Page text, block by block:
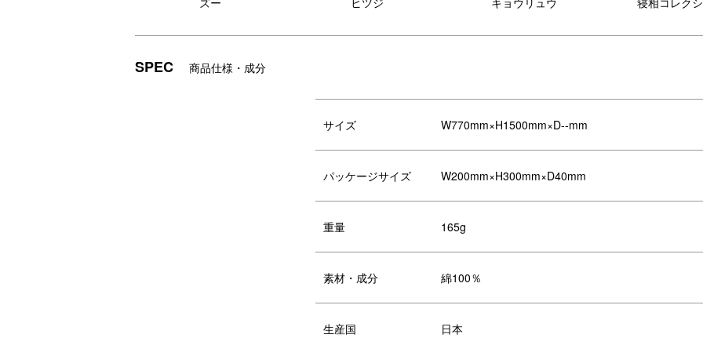
SPEC 商品仕様・成分
サイズ W770mm×H1500mm×D--mm
パッケージサイズ W200mm×H300mm×D40mm
重量 165g
素材・成分 綿100％
生産国 日本